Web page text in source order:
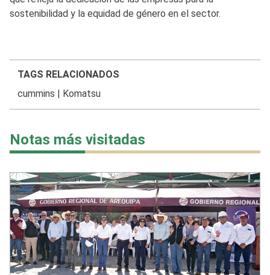
sostenibilidad y la equidad de género en el sector.
TAGS RELACIONADOS
cummins
Komatsu
Notas más visitadas